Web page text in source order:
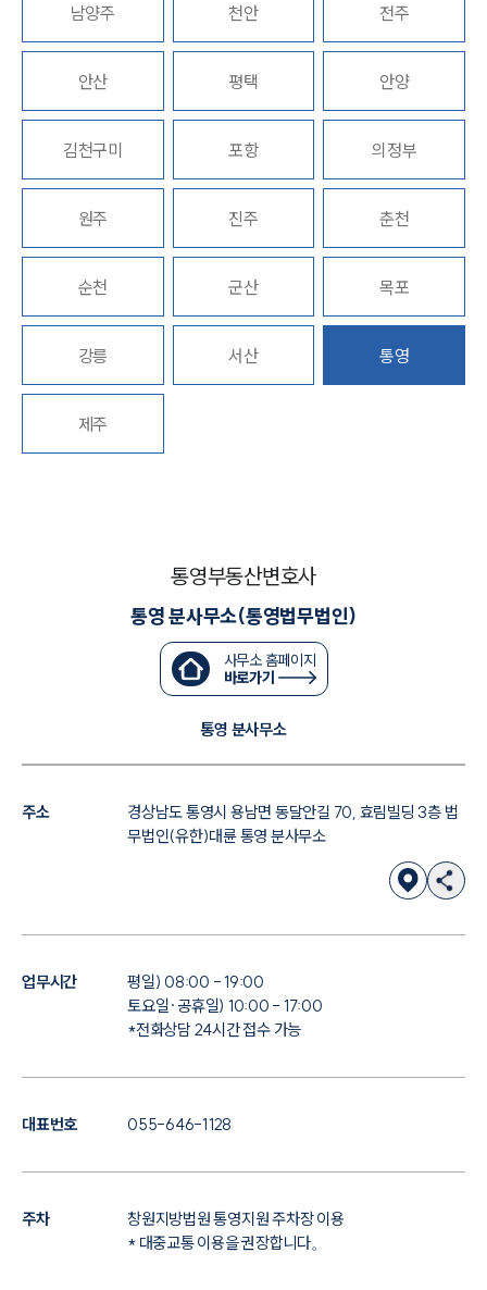
구성원 소개
소식/자료
언론보도
공지사항
법률 블로그
법률서식
세미나
대륜법률상담예약
남양주 천안 전주
안산 평택 안양
김천구미 포항 의정부
원주 진주 춘천
순천 군산 목포
강릉 서산 통영
제주
통영부동산변호사
통영 분사무소(통영법무법인)
사무소 홈페이지
바로가기
통영 분사무소
주소
경상남도 통영시 용남면 동달안길 70, 효림빌딩 3층 법
무법인(유한)대륜 통영 분사무소
업무시간
평일) 08:00 - 19:00
토요일·공휴일) 10:00 - 17:00
*전화상담 24시간 접수 가능
대표번호 055-646-1128
주차
창원지방법원 통영지원 주차장 이용
* 대중교통 이용을 권장합니다。